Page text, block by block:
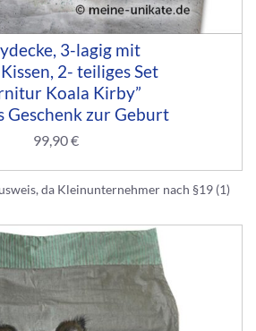
3-lagig mit
2- teiliges Set
Koala Kirby”
Geschenk zur Geburt
99,90€
da Kleinunternehmer nach §19 (1)